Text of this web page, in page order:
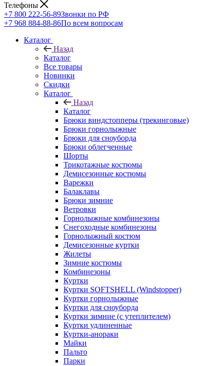
Телефоны
+7 800 222-56-89Звонки по РФ
+7 968 884-88-86По всем вопросам
Каталог
Назад
Каталог
Все товары
Новинки
Скидки
Каталог
Назад
Каталог
Брюки виндстопперы (трекинговые)
Брюки горнолыжные
Брюки для сноуборда
Брюки облегченные
Шорты
Трикотажные костюмы
Демисезонные костюмы
Варежки
Балаклавы
Брюки зимние
Ветровки
Горнолыжные комбинезоны
Снегоходные комбинезоны
Горнолыжный костюм
Демисезонные куртки
Жилеты
Зимние костюмы
Комбинезоны
Куртки
Куртки SOFTSHELL (Windstopper)
Куртки горнолыжные
Куртки для сноуборда
Куртки зимние (с утеплителем)
Куртки удлиненные
Куртки-анораки
Майки
Пальто
Парки